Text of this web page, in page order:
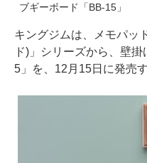
ブギーボード「BB-15」
キングジムは、メモパッ
ド)」シリーズから、壁
5」を、12月15日に発売